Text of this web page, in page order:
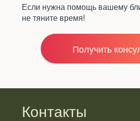
Если нужна помощь вашему
не тяните время!
Получить
Контакты